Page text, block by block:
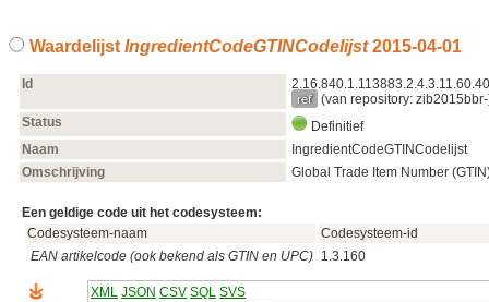
Waardelijst IngredientCodeGTINCodelijst2015‑04‑01
Id
ref (van repository:
Status
Definitief
Naam
IngredientCodeGTINCodelijst
Omschrijving
Global Trade Item Number
Een geldige code uit het codesysteem:
Codesysteem-naam
Codesysteem-id
EAN artikelcode (ook bekend als GTIN en UPC) 1.3.160
XML JSON CSV SQL SVS